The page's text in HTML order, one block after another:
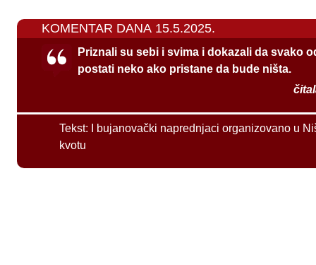
KOMENTAR DANA 15.5.2025.
Priznali su sebi i svima i dokazali da svako
postati neko ako pristane da bude ništa.
Tekst:
I bujanovački naprednjaci organizovano u
kvotu